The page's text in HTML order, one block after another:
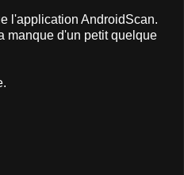
l'application AndroidScan.
manque d'un petit quelque